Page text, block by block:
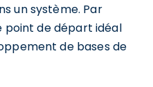
un système. Par
point de départ idéal
de bases de